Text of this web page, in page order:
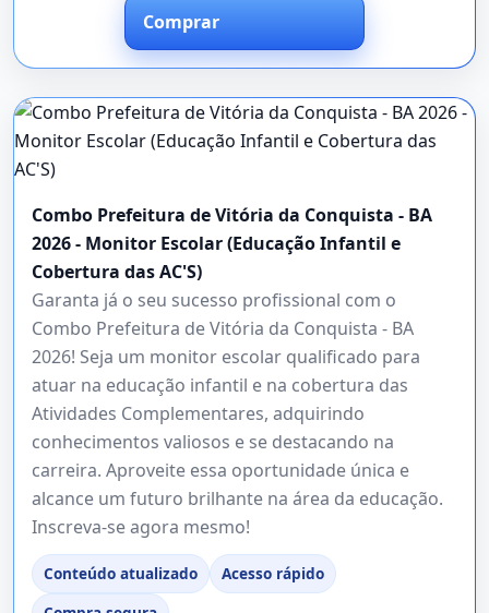
Comprar
Combo Prefeitura de Vitória da Conquista - BA
2026 - Monitor Escolar (Educação Infantil e
Cobertura das AC'S)
Garanta já o seu sucesso profissional com o
Combo Prefeitura de Vitória da Conquista - BA
2026! Seja um monitor escolar qualificado para
atuar na educação infantil e na cobertura das
Atividades Complementares, adquirindo
conhecimentos valiosos e se destacando na
carreira. Aproveite essa oportunidade única e
alcance um futuro brilhante na área da educação.
Inscreva-se agora mesmo!
Conteúdo atualizado
Acesso rápido